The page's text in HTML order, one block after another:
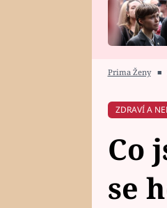
HOROSKOP NA
Prima Ženy ■
ZDRAVÍ A
Co
se